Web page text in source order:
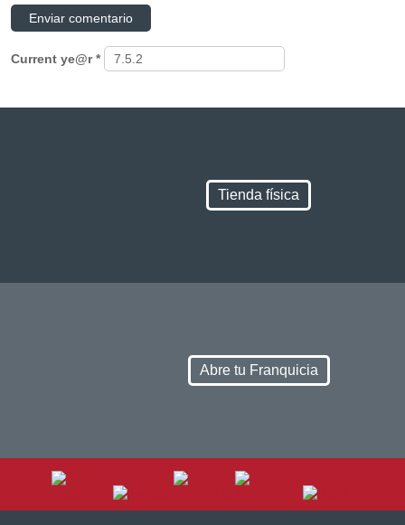
Current ye@r*
Tienda física
Abre tu Franquicia